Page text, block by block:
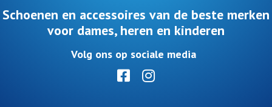
Schoenen en accessoires van de beste merken
voor dames, heren en kinderen
Volg ons op sociale media